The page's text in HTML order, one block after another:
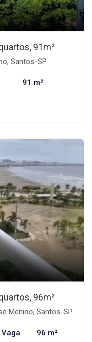
91m²
Santos-SP
91 m²
96m²
Menino, Santos-SP
Vaga 96 m²